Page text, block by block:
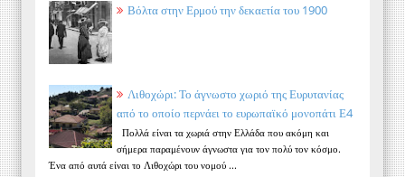
Βόλτα στην Ερμού την δεκαετία του 1900
Λιθοχώρι: Το άγνωστο χωριό της Ευρυτανίας
από το οποίο περνάει το ευρωπαϊκό μονοπάτι Ε4
Πολλά είναι τα χωριά στην Ελλάδα που ακόμη και
σήμερα παραμένουν άγνωστα για τον πολύ τον κόσμο.
Ένα από αυτά είναι το Λιθοχώρι του νομού ...